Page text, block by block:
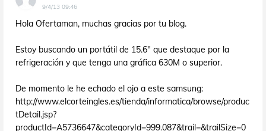
9/4/13 09:46
Hola Ofertaman, muchas gracias por tu blog.
Estoy buscando un portátil de 15.6" que destaque por la
refrigeración y que tenga una gráfica 630M o superior.
De momento le he echado el ojo a este samsung:
http://www.elcorteingles.es/tienda/informatica/browse/produc
tDetail.jsp?
productId=A5736647&categoryId=999.087&trail=&trailSize=0